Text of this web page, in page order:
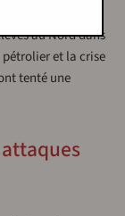
au Nord dans
pétrolier et la crise
tenté une